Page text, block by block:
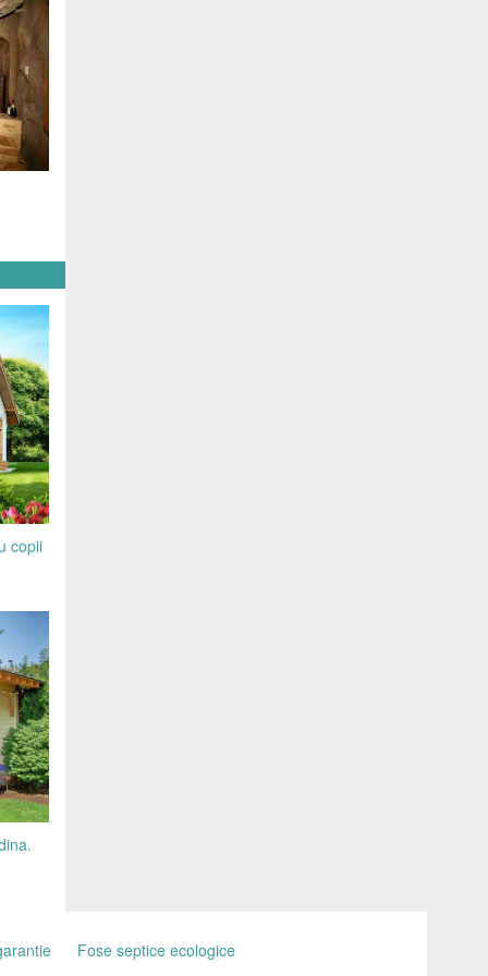
copii
Fose septice ecologice